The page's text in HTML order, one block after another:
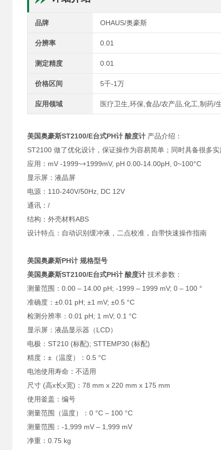
品牌 OHAUS/奥豪斯
分辨率 0.01
测定精度 0.01
价格区间 5千-1万
应用领域 医疗卫生,环保,食品/农产品,化工,制药/
美国奥豪斯ST2100/E台式PH计 酸度计 产品介绍：
ST2100 做了优化设计，保证操作为容易简单；同时具备很多
应用：mV -1999~+1999mV, pH 0.00-14.00pH, 0~100°C
显示屏：液晶屏
电源：110-240V/50Hz, DC 12V
通讯：/
结构：外壳材料ABS
设计特点：自动识别缓冲液，二点校准，自带快速操作指南
美国奥豪斯PH计 规格型号
美国奥豪斯ST2100/E台式PH计 酸度计 技术参数：
测量范围：0.00 – 14.00 pH; -1999 – 1999 mV; 0 – 100 °
准确度：±0.01 pH; ±1 mV; ±0.5 °C
检测分辨率：0.01 pH; 1 mV; 0.1 °C
显示屏：液晶显示器（LCD）
电极：ST210 (标配); STTEMP30 (标配)
精度：±（温度）：0.5 °C
电池使用寿命：不适用
尺寸 (高x长x宽)：78 mm x 220 mm x 175 mm
使用釜盖：编号
测量范围（温度）：0 °C – 100 °C
测量范围：-1,999 mV – 1,999 mV
净重：0.75 kg